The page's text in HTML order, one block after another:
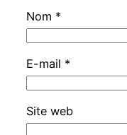
Nom *
E-mail *
Site web